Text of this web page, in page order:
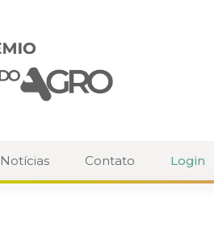
Notícias Contato Login